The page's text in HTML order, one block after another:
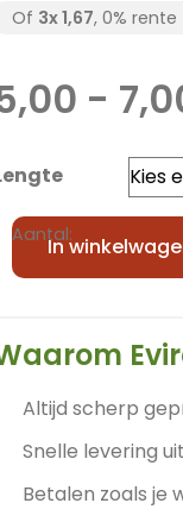
Of 3x1,67, 0% rente
-
Aantal:
Outlet
Bamboepalen
aantal
In
Altijd scherp
Snelle levering
Betalen zoals je